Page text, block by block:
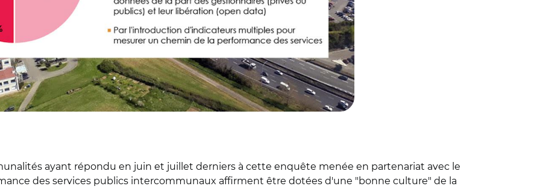
ayant répondu en juin et juillet derniers à cette enquête menée en partenariat avec le
des services publics intercommunaux affirment être dotées d'une "bonne culture" de la